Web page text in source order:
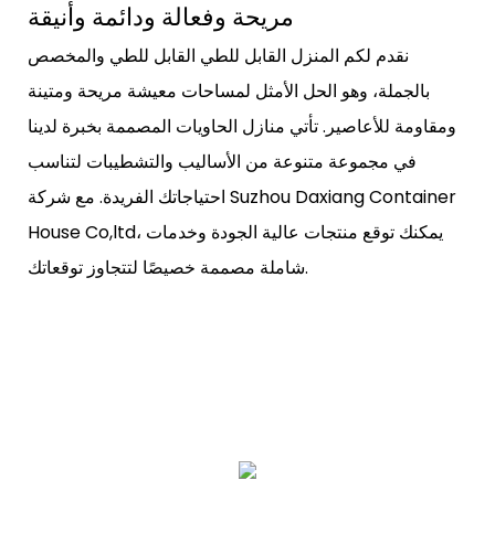
نقدم لكم المنزل القابل للطي القابل للطي والمخصص
بالجملة، وهو الحل الأمثل لمساحات معيشة مريحة ومتينة
ومقاومة للأعاصير. تأتي منازل الحاويات المصممة بخبرة لدينا
في مجموعة متنوعة من الأساليب والتشطيبات لتناسب
احتياجاتك الفريدة. مع شركة Suzhou Daxiang Container
House Co,ltd، يمكنك توقع منتجات عالية الجودة وخدمات
شاملة مصممة خصيصًا لتتجاوز توقعاتك.